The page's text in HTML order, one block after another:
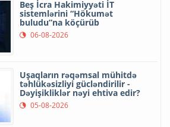
Beş İcra Hakimiyyəti İT
sistemlərini “Hökumət
buludu”na köçürüb
06-08-2026
Uşaqların rəqəmsal mühitdə
təhlükəsizliyi gücləndirilir -
Dəyişikliklər nəyi ehtiva edir?
05-08-2026